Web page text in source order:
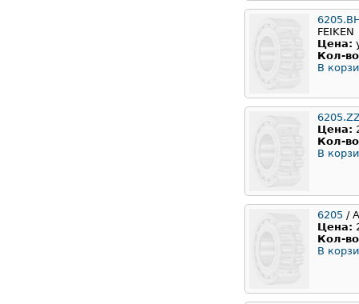
FEIKEN
Цена:
Кол-
В
Цена:
Кол-
В
6205 /
Цена:
Кол-
В